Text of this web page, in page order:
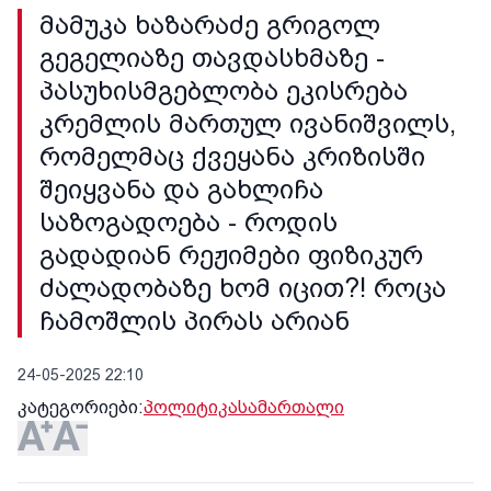
მამუკა ხაზარაძე გრიგოლ
გეგელიაზე თავდასხმაზე -
პასუხისმგებლობა ეკისრება
კრემლის მართულ ივანიშვილს,
რომელმაც ქვეყანა კრიზისში
შეიყვანა და გახლიჩა
საზოგადოება - როდის
გადადიან რეჟიმები ფიზიკურ
ძალადობაზე ხომ იცით?! როცა
ჩამოშლის პირას არიან
24-05-2025 22:10
კატეგორიები:პოლიტიკასამართალი